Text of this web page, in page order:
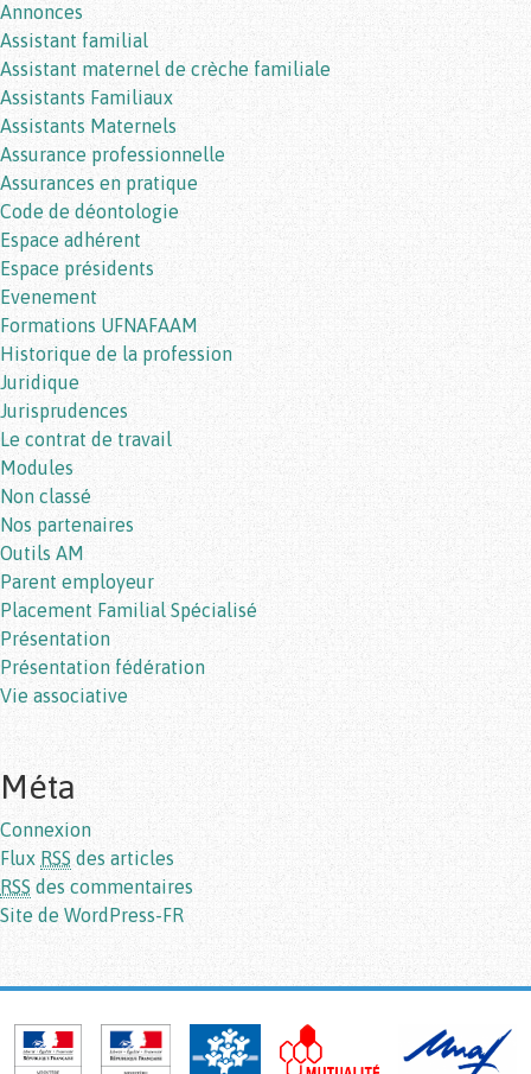
Annonces
Assistant familial
Assistant maternel de crèche familiale
Assistants Familiaux
Assistants Maternels
Assurance professionnelle
Assurances en pratique
Code de déontologie
Espace adhérent
Espace présidents
Evenement
Formations UFNAFAAM
Historique de la profession
Juridique
Jurisprudences
Le contrat de travail
Modules
Non classé
Nos partenaires
Outils AM
Parent employeur
Placement Familial Spécialisé
Présentation
Présentation fédération
Vie associative
Méta
Connexion
Flux RSS des articles
RSS des commentaires
Site de WordPress-FR